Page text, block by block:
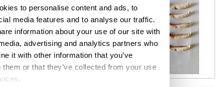
to personalise content and ads, to
media features and to analyse our traffic.
information about your use of our site with
advertising and analytics partners who
it with other information that you’ve
them or that they’ve collected from your use